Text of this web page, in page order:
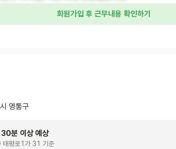
회원가입 후 근무내용 확인하기
영통구
분 이상 예상
태평로1가 31 기준